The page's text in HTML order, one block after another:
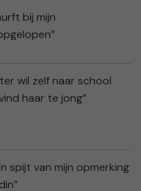
bij mijn
wil zelf naar school
haar te jong”
spijt van mijn opmerking